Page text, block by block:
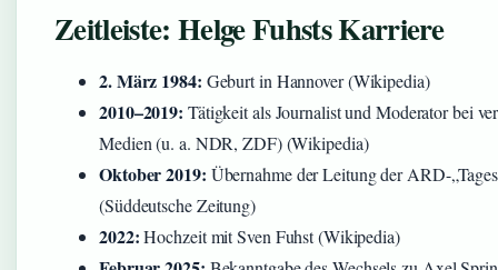
Zeitleiste: Helge Fuhsts Karriere
2. März 1984: Geburt in Hannover (Wikipedia)
2010–2019: Tätigkeit als Journalist und Moderator bei
Medien (u. a. NDR, ZDF) (Wikipedia)
Oktober 2019: Übernahme der Leitung der ARD-
(Süddeutsche Zeitung)
2022:Hochzeit mit Sven Fuhst (Wikipedia)